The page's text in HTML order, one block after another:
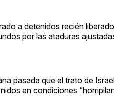
a detenidos recién
por las ataduras
pasada que el trato de
en condiciones